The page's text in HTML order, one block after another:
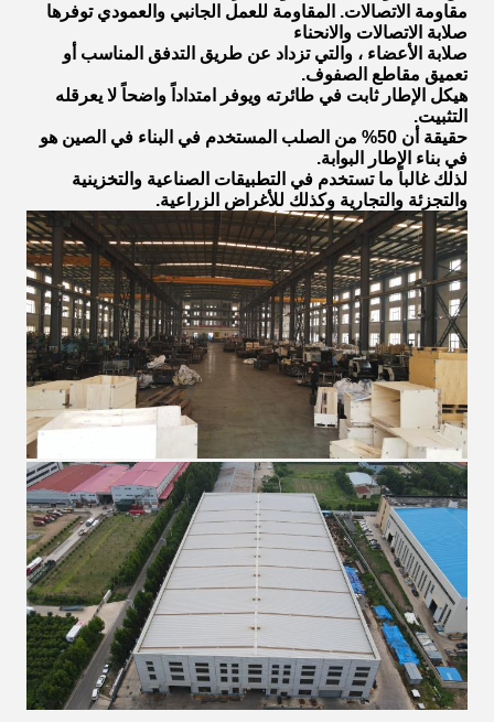
مقاومة الاتصالات. المقاومة للعمل الجانبي والعمودي توفرها
صلابة الاتصالات والانحناء
صلابة الأعضاء ، والتي تزداد عن طريق التدفق المناسب أو
تعميق مقاطع الصفوف.
هيكل الإطار ثابت في طائرته ويوفر امتداداً واضحاً لا يعرقله
التثبيت.
حقيقة أن 50% من الصلب المستخدم في البناء في الصين هو
في بناء الإطار البوابة.
لذلك غالباً ما تستخدم في التطبيقات الصناعية والتخزينية
والتجزئة والتجارية وكذلك للأغراض الزراعية.